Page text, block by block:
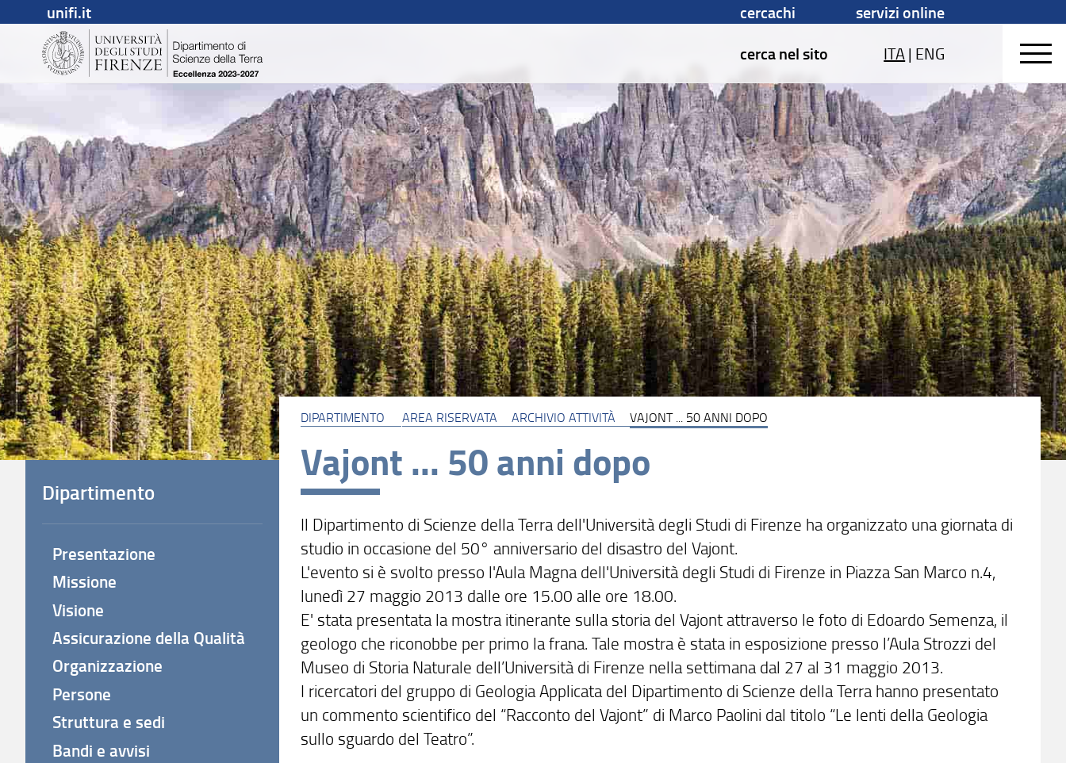
unifi.it cercachi
servizi online
cerca nel sito
ITA| ENG
DIPARTIMENTO AREA RISERVATA ARCHIVIO ATTIVITÀ VAJONT ... 50 ANNI DOPO
Vajont ... 50 anni dopo
Il Dipartimento di Scienze della Terra dell'Università degli Studi di Firenze ha organizzato una giornata di
studio in occasione del 50° anniversario del disastro del Vajont.
L'evento si è svolto presso l'Aula Magna dell'Università degli Studi di Firenze in Piazza San Marco n.4,
lunedì 27 maggio 2013 dalle ore 15.00 alle ore 18.00.
E' stata presentata la mostra itinerante sulla storia del Vajont attraverso le foto di Edoardo Semenza, il
geologo che riconobbe per primo la frana. Tale mostra è stata in esposizione presso l’Aula Strozzi del
Museo di Storia Naturale dell’Università di Firenze nella settimana dal 27 al 31 maggio 2013.
I ricercatori del gruppo di Geologia Applicata del Dipartimento di Scienze della Terra hanno presentato
un commento scientifico del “Racconto del Vajont” di Marco Paolini dal titolo “Le lenti della Geologia
sullo sguardo del Teatro”.
Dipartimento
Presentazione
Missione
Visione
Assicurazione della Qualità
Organizzazione
Persone
Struttura e sedi
Bandi e avvisi